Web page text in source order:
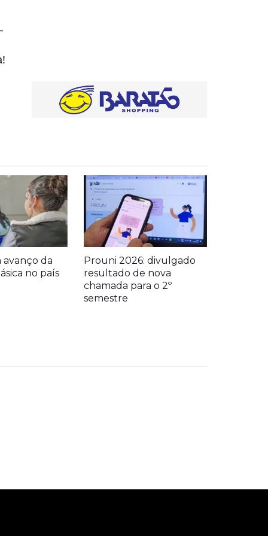
avanço da
no país
Prouni 2026: divulgado
resultado de nova
chamada para o 2º
semestre